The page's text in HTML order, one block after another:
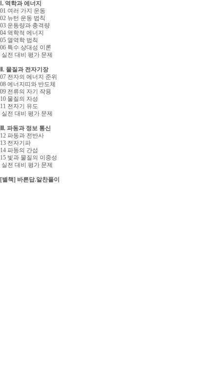
Ⅰ. 역학과 에너지
01 여러 가지 운동
02 뉴턴 운동 법칙
03 운동량과 충격량
04 역학적 에너지
05 열역학 법칙
06 특수 상대성 이론
실전 대비 평가 문제
Ⅱ. 물질과 전자기장
07 전자의 에너지 준위
08 에너지띠와 반도체
09 전류의 자기 작용
10 물질의 자성
11 전자기 유도
실전 대비 평가 문제
Ⅲ. 파동과 정보 통신
12 파동과 전반사
13 전자기파
14 파동의 간섭
15 빛과 물질의 이중성
실전 대비 평가 문제
[별책] 바른답.알찬풀이